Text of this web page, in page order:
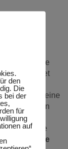
immer mal
Kapitel
verarbeitet
Sie immer eine
sollten
Sie auf,
schauen Sie
Kaffee
den
Die
bei der
für
auf